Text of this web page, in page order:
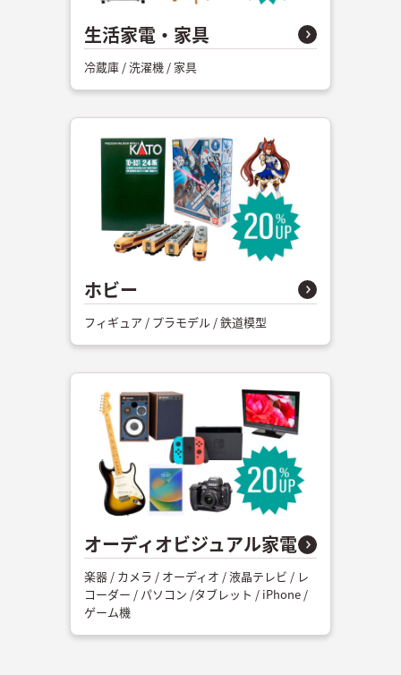
生活家電・家具
冷蔵庫 / 洗濯機 / 家具
ホビー
フィギュア / プラモデル / 鉄道模型
オーディオビジュアル家電
楽器 / カメラ / オーディオ / 液晶テレビ / レ
コーダー / パソコン /タブレット / iPhone /
ゲーム機